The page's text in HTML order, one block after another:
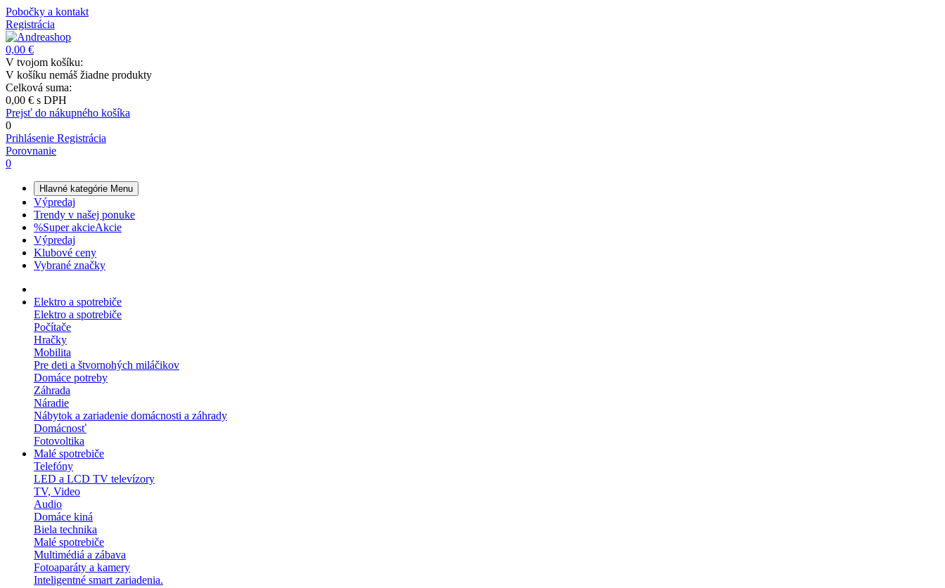
Pobočky a kontakt
Registrácia
0,00 €
V tvojom košíku:
V košíku nemáš žiadne produkty
Celková suma:
0,00 € s DPH
Prejsť do nákupného košíka
0
Prihlásenie Registrácia
Porovnanie
0
Hlavné kategórie Menu
Výpredaj
Trendy v našej ponuke
%Super akcieAkcie
Výpredaj
Klubové ceny
Vybrané značky
Elektro a spotrebiče
Elektro a spotrebiče
Počítače
Hračky
Mobilita
Pre deti a štvornohých miláčikov
Domáce potreby
Záhrada
Náradie
Nábytok a zariadenie domácnosti a záhrady
Domácnosť
Fotovoltika
Malé spotrebiče
Telefóny
LED a LCD TV televízory
TV, Video
Audio
Domáce kiná
Biela technika
Malé spotrebiče
Multimédiá a zábava
Fotoaparáty a kamery
Inteligentné smart zariadenia.